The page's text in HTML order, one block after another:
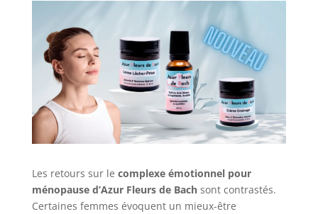
Les retours sur le complexe émotionnel pour
ménopause d’Azur Fleurs de Bachsont contrastés.
Certaines femmes évoquent un mieux-être